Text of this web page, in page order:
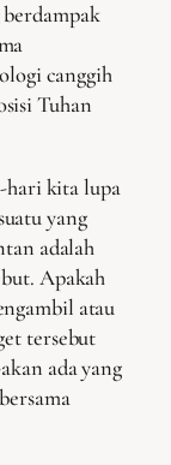
canggih
Tuhan
hari kita lupa
yang
adalah
Apakah
atau
tersebut
ada yang